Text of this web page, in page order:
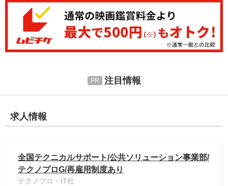
注目情報
求人情報
全国テクニカルサポート/公共ソリューション事業部/
テクノプロG/再雇用制度あり
テクノプロ・IT社